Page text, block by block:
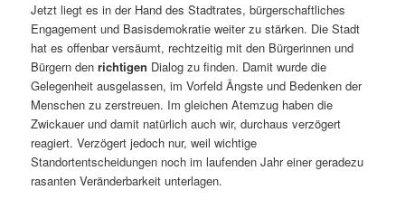
Jetzt liegt es in der Hand des Stadtrates, bürgerschaftliches
Engagement und Basisdemokratie weiter zu stärken. Die Stadt
hat es offenbar versäumt, rechtzeitig mit den Bürgerinnen und
Bürgern denrichtigen Dialog zu finden. Damit wurde die
Gelegenheit ausgelassen, im Vorfeld Ängste und Bedenken der
Menschen zu zerstreuen. Im gleichen Atemzug haben die
Zwickauer und damit natürlich auch wir, durchaus verzögert
reagiert. Verzögert jedoch nur, weil wichtige
Standortentscheidungen noch im laufenden Jahr einer geradezu
rasanten Veränderbarkeit unterlagen.